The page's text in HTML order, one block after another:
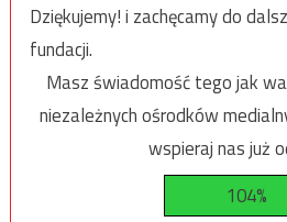
Dziękujemy! i zachęcamy do
fundacji.
Masz świadomość tego jak
niezależnych ośrodków
wspieraj nas już
104%